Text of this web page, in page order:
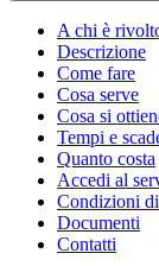
A chi è
Descrizione
Come fare
Cosa serve
Cosa si
Tempi e
Quanto costa
Accedi al
Condizioni
Documenti
Contatti